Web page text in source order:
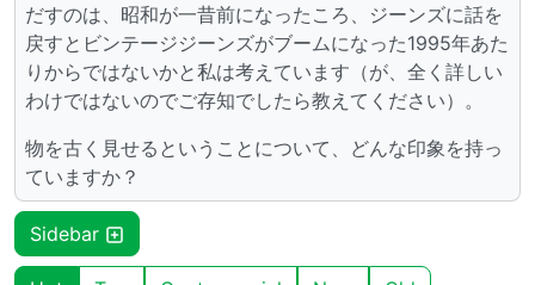
だすのは、昭和が一昔前になったころ、ジーンズに話を
戻すとビンテージジーンズがブームになった1995年あた
りからではないかと私は考えています（が、全く詳しい
わけではないのでご存知でしたら教えてください）。
物を古く見せるということについて、どんな印象を持っ
ていますか？
Sidebar